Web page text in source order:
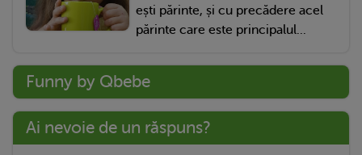
ești părinte, și cu precădere acel
părinte care este principalul...
Funny by Qbebe
Ai nevoie de un răspuns?